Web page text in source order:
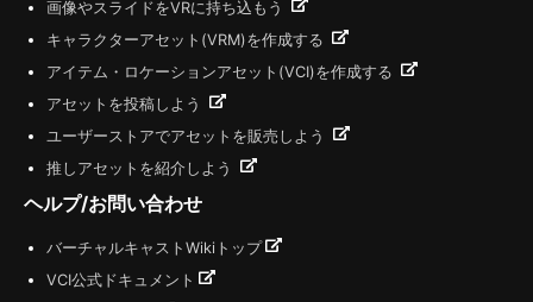
画像やスライドをVRに持ち込もう
キャラクターアセット(VRM)を作成する
アイテム・ロケーションアセット(VCI)を作成する
アセットを投稿しよう
ユーザーストアでアセットを販売しよう
推しアセットを紹介しよう
ヘルプ/お問い合わせ
バーチャルキャストWikiトップ
VCI公式ドキュメント